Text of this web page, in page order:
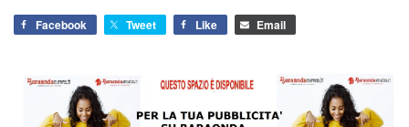
Facebook Tweet Like Email